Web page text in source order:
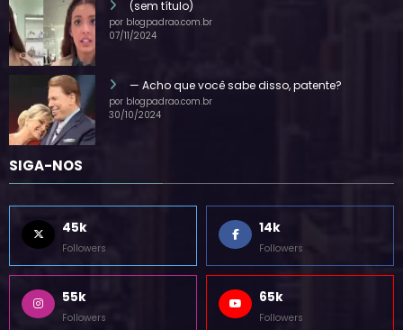
(sem título)
por blogpadrao.com.br
— Acho que você sabe disso, patente?
por blogpadrao.com.br
SIGA-NOS
45k
Followers
14k
Followers
55k 65k